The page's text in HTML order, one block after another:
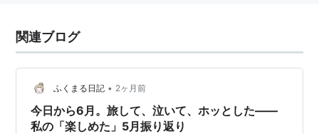
関連ブログ
ふくまる日記 • 2ヶ月前
今日から6月。旅して、泣いて、ホッとした——
私の「楽しめた」5月振り返り